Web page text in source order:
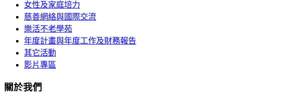
女性及家庭培力
慈善網絡與國際交流
樂活不老學苑
年度計畫與年度工作及財務報告
其它活動
影片專區
關於我們